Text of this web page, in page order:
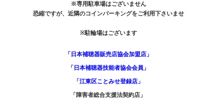
※専用駐車場はございません
恐縮ですが、近隣のコインパーキングをご利用下さいませ
※駐輪場はございます
「日本補聴器販売店協会加盟店」
「日本補聴器技能者協会会員」
「江東区ことみせ登録店」
「障害者総合支援法契約店」